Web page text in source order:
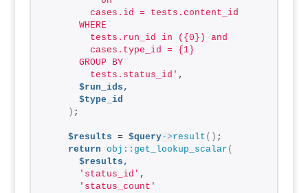
        cases.id = tests.content_id
      WHERE
        tests.run_id in ({0}) and
        cases.type_id = {1}
      GROUP BY
        tests.status_id'
,
$run_ids,
$type_id
) ;
$results = $query->result () ;
return obj::get_lookup_scalar (
$results,
'status_id' ,
'status_count'